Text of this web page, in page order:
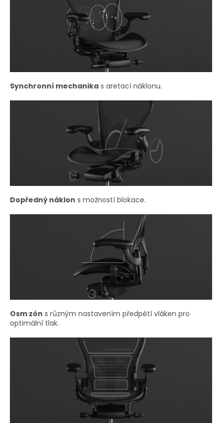
Synchronní mechanika s aretací náklonu.
Dopředný náklon s možností blokace.
Osm zón s různým nastavením předpětí vláken pro
optimální tlak.